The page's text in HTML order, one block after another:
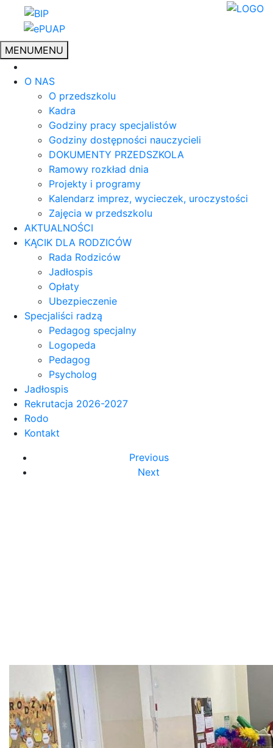
MENUMENU
O NAS
O przedszkolu
Kadra
Godziny pracy specjalistów
Godziny dostępności nauczycieli
DOKUMENTY PRZEDSZKOLA
Ramowy rozkład dnia
Projekty i programy
Kalendarz imprez, wycieczek, uroczystości
Zajęcia w przedszkolu
AKTUALNOŚCI
KĄCIK DLA RODZICÓW
Rada Rodziców
Jadłospis
Opłaty
Ubezpieczenie
Specjaliści radzą
Pedagog specjalny
Logopeda
Pedagog
Psycholog
Jadłospis
Rekrutacja 2026-2027
Rodo
Kontakt
Previous
Next